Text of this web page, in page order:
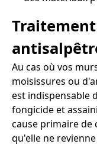
Au cas où vos
moisissures ou
est indispensable
fongicide et
cause primaire
qu'elle ne